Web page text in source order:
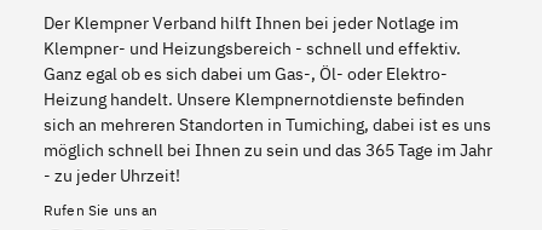
Der Klempner Verband hilft Ihnen bei jeder Notlage im
Klempner- und Heizungsbereich - schnell und effektiv.
Ganz egal ob es sich dabei um Gas-, Öl- oder Elektro-
Heizung handelt. Unsere Klempnernotdienste befinden
sich an mehreren Standorten in Tumiching, dabei ist es uns
möglich schnell bei Ihnen zu sein und das 365 Tage im Jahr
- zu jeder Uhrzeit!
Rufen Sie uns an